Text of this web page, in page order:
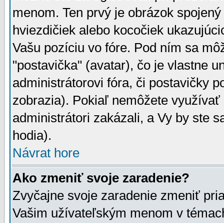
menom. Ten prvý je obrázok
hviezdičiek alebo kocočiek
Vašu pozíciu vo fóre. Pod ním sa
"postavička" (avatar), čo je vlastne
administrátorovi fóra, či postavičky
zobrazia). Pokiaľ nemôžete
administrátori zakázali, a Vy by ste
hodia).
Návrat hore
Ako zmeniť svoje zaradenie?
Zvyčajne svoje zaradenie zmeniť
Vašim užívateľským menom v